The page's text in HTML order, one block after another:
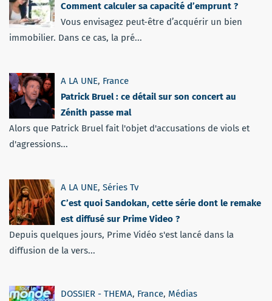
Comment calculer sa capacité d’emprunt ?
Vous envisagez peut-être d’acquérir un bien
immobilier. Dans ce cas, la pré...
A LA UNE, France
Patrick Bruel : ce détail sur son concert au
Zénith passe mal
Alors que Patrick Bruel fait l'objet d'accusations de viols et
d'agressions...
A LA UNE, Séries Tv
C’est quoi Sandokan, cette série dont le remake
est diffusé sur Prime Video ?
Depuis quelques jours, Prime Vidéo s'est lancé dans la
diffusion de la vers...
DOSSIER - THEMA, France, Médias